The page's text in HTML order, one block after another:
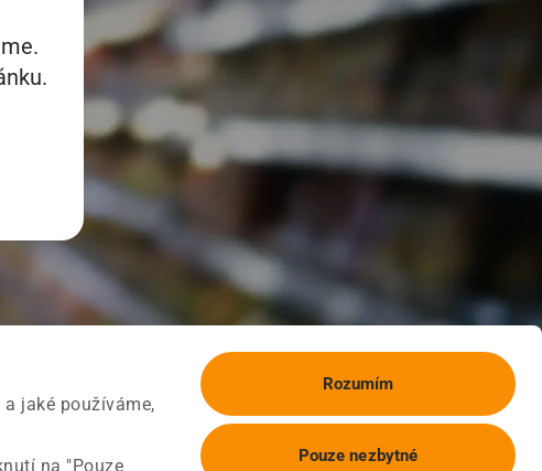
jaké používáme,
na "Pouze
Rozumím
Pouze nezbytné